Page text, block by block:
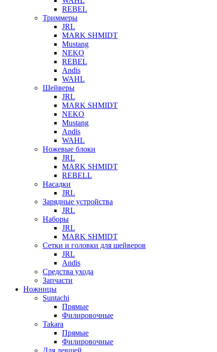
REBEL
Триммеры
JRL
MARK SHMIDT
Mustang
NEKO
REBEL
Andis
WAHL
Шейверы
JRL
MARK SHMIDT
NEKO
Mustang
Andis
WAHL
Ножевые блоки
JRL
MARK SHMIDT
REBELL
Насадки
JRL
Зарядные устройства
JRL
Наборы
JRL
MARK SHMIDT
Сетки и головки для шейверов
JRL
Andis
Средства ухода
Запчасти
Ножницы
Suntachi
Прямые
Филировочные
Takara
Прямые
Филировочные
Для левшей